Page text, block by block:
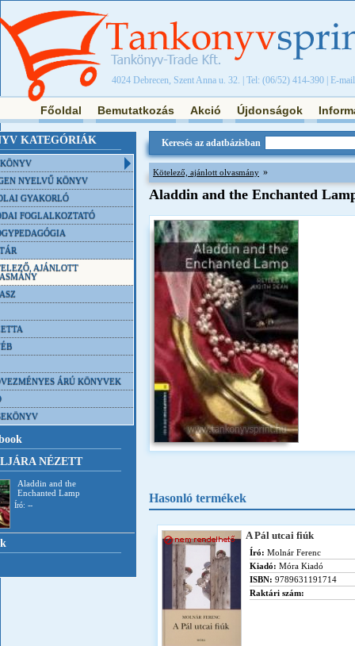
4024 Debrecen, Szent Anna u. 32. | Tel: (06/52) 414-390 | E-
Főoldal Bemutatkozás Akció Újdonságok
KATEGÓRIÁK
NYELVŰ KÖNYV
GYAKORLÓ
FOGLALKOZTATÓ
AJÁNLOTT
ÁRÚ KÖNYVEK
NÉZETT
Aladdin and the
Enchanted Lamp
Író: --
Keresés az adatbázisban
Kötelező, ajánlott olvasmány »
Aladdin and the Enchanted
Hasonló termékek
A Pál utcai fiúk
Író: Molnár Ferenc
Kiadó: Móra Kiadó
ISBN: 9789631191714
Raktári szám: